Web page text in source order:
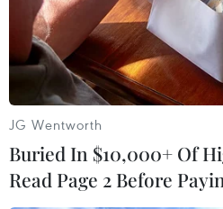
Phút 56, Nasty Ceh lại
cỗ, loại toàn bộ hàng
An để Thế Dương dễ
trận đấu lên2-0 cho
xuất phát từ sai lầm của
Abass đã tung cú sút từ
tỷ số trận đấu lên 3-0
JG Wentworth
Buried In $10,000+ Of
Read Page 2 Before